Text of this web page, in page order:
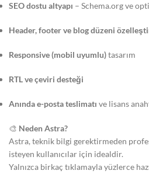
SEO dostu altyapı – Schema.org ve
Header, footer ve blog düzeni
Responsive (mobil uyumlu)tasarım
RTL ve çeviri desteği
Anında e-posta teslimatı ve lisans
🎨 Neden Astra?
Astra, teknik bilgi gerektirmeden
isteyen kullanıcılar için idealdir.
Yalnızca birkaç tıklamayla yüzlerce